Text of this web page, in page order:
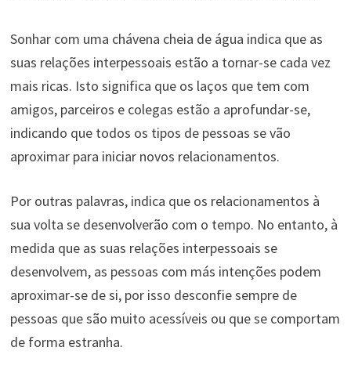
Sonhar com uma chávena cheia de água indica que as
suas relações interpessoais estão a tornar-se cada vez
mais ricas. Isto significa que os laços que tem com
amigos, parceiros e colegas estão a aprofundar-se,
indicando que todos os tipos de pessoas se vão
aproximar para iniciar novos relacionamentos.
Por outras palavras, indica que os relacionamentos à
sua volta se desenvolverão com o tempo. No entanto, à
medida que as suas relações interpessoais se
desenvolvem, as pessoas com más intenções podem
aproximar-se de si, por isso desconfie sempre de
pessoas que são muito acessíveis ou que se comportam
de forma estranha.